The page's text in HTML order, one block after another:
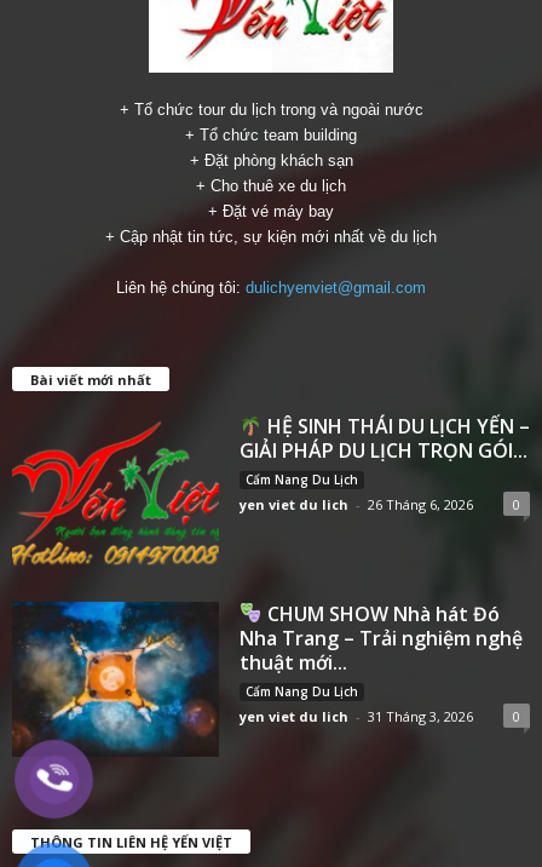
+ Tổ chức tour du lịch trong và ngoài nước
+ Tổ chức team building
+ Đặt phòng khách sạn
+ Cho thuê xe du lịch
+ Đặt vé máy bay
+ Cập nhật tin tức, sự kiện mới nhất về du lịch
Liên hệ chúng tôi: dulichyenviet@gmail.com
Bài viết mới nhất
HỆ SINH THÁI DU LỊCH YẾN –
GIẢI PHÁP DU LỊCH TRỌN GÓI...
Cẩm Nang Du Lịch
yen viet du lich - 26 Tháng 6, 2026 0
CHUM SHOW Nhà hát Đó
Nha Trang – Trải nghiệm nghệ
thuật mới...
Cẩm Nang Du Lịch
yen viet du lich - 31 Tháng 3, 2026 0
THÔNG TIN LIÊN HỆ YẾN VIỆT